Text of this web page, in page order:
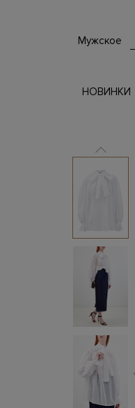
Мужское
НОВИНКИ